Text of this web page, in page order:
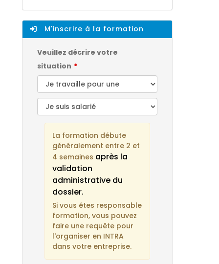
M'inscrire à la formation
Veuillez décrire votre
situation
La formation débute
généralement entre 2 et
4 semaines après la
validation
administrative du
dossier.
Si vous êtes responsable
formation, vous pouvez
faire une requête pour
l'organiser en INTRA
dans votre entreprise.